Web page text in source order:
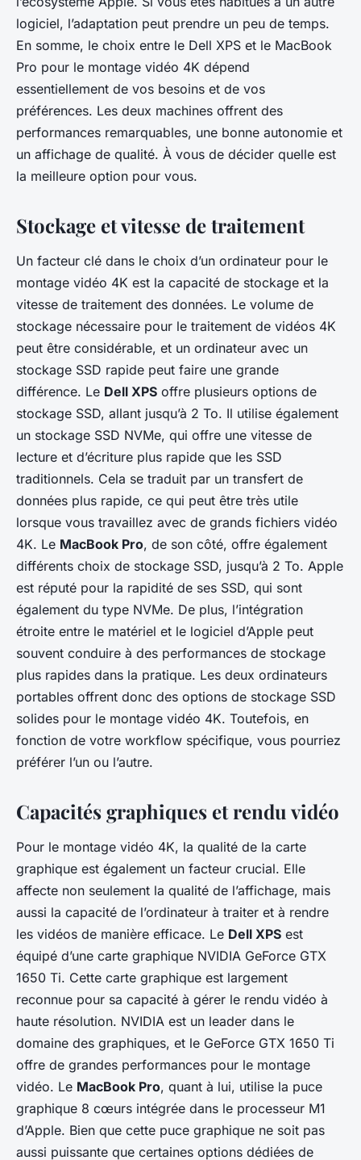
logiciel, l’adaptation peut prendre un peu de temps.
En somme, le choix entre le Dell XPS et le MacBook
Pro pour le montage vidéo 4K dépend
essentiellement de vos besoins et de vos
préférences. Les deux machines offrent des
performances remarquables, une bonne autonomie et
un affichage de qualité. À vous de décider quelle est
la meilleure option pour vous.
Stockage et vitesse de traitement
Un facteur clé dans le choix d’un ordinateur pour le
montage vidéo 4K est la capacité de stockage et la
vitesse de traitement des données. Le volume de
stockage nécessaire pour le traitement de vidéos 4K
peut être considérable, et un ordinateur avec un
stockage SSD rapide peut faire une grande
différence. Le Dell XPS offre plusieurs options de
stockage SSD, allant jusqu’à 2 To. Il utilise également
un stockage SSD NVMe, qui offre une vitesse de
lecture et d’écriture plus rapide que les SSD
traditionnels. Cela se traduit par un transfert de
données plus rapide, ce qui peut être très utile
lorsque vous travaillez avec de grands fichiers vidéo
4K. Le MacBook Pro, de son côté, offre également
différents choix de stockage SSD, jusqu’à 2 To. Apple
est réputé pour la rapidité de ses SSD, qui sont
également du type NVMe. De plus, l’intégration
étroite entre le matériel et le logiciel d’Apple peut
souvent conduire à des performances de stockage
plus rapides dans la pratique. Les deux ordinateurs
portables offrent donc des options de stockage SSD
solides pour le montage vidéo 4K. Toutefois, en
fonction de votre workflow spécifique, vous pourriez
préférer l’un ou l’autre.
Capacités graphiques et rendu vidéo
Pour le montage vidéo 4K, la qualité de la carte
graphique est également un facteur crucial. Elle
affecte non seulement la qualité de l’affichage, mais
aussi la capacité de l’ordinateur à traiter et à rendre
les vidéos de manière efficace. Le Dell XPS est
équipé d’une carte graphique NVIDIA GeForce GTX
1650 Ti. Cette carte graphique est largement
reconnue pour sa capacité à gérer le rendu vidéo à
haute résolution. NVIDIA est un leader dans le
domaine des graphiques, et le GeForce GTX 1650 Ti
offre de grandes performances pour le montage
vidéo. Le MacBook Pro, quant à lui, utilise la puce
graphique 8 cœurs intégrée dans le processeur M1
d’Apple. Bien que cette puce graphique ne soit pas
aussi puissante que certaines options dédiées de